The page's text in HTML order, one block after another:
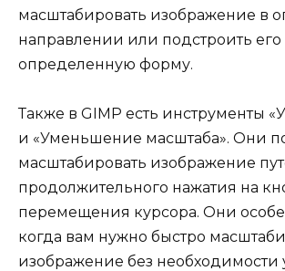
масштабировать изображение в
направлении или подстроить его
определенную форму.
Также в GIMP есть инструменты
и «Уменьшение масштаба». Они
масштабировать изображение
продолжительного нажатия на
перемещения курсора. Они
когда вам нужно быстро
изображение без необходимости